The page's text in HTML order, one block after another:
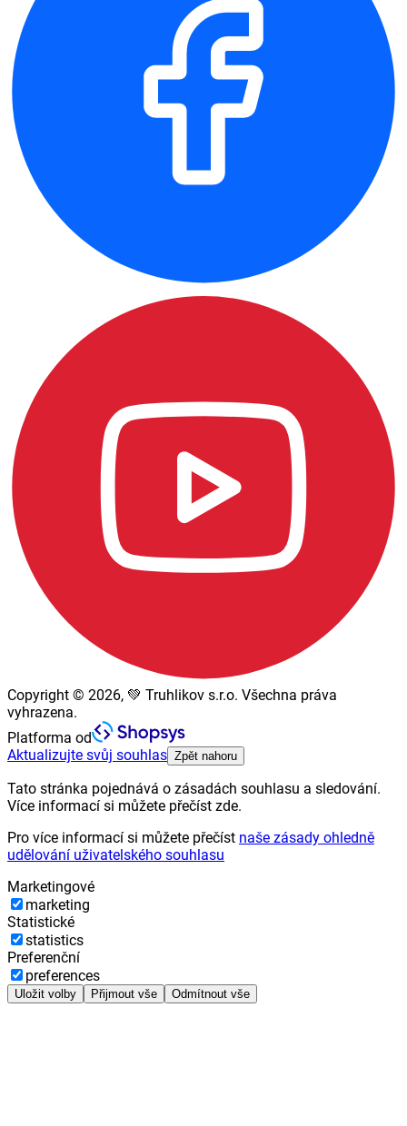
Copyright © 2026, 💚 Truhlikov s.r.o. Všechna práva
vyhrazena.
Platforma od
Aktualizujte svůj souhlas Zpět nahoru
Tato stránka pojednává o zásadách souhlasu a sledování.
Více informací si můžete přečíst zde.
Pro více informací si můžete přečíst naše zásady ohledně
udělování uživatelského souhlasu
Marketingové
marketing
Statistické
statistics
Preferenční
preferences
Uložit volby Přijmout vše Odmítnout vše